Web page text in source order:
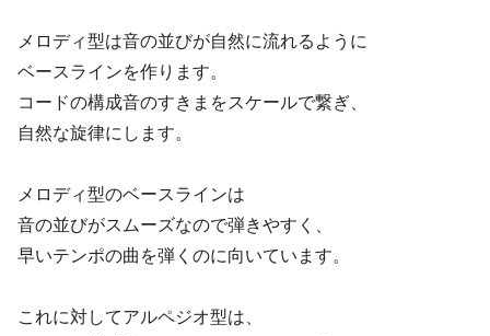
メロディ型は音の並びが自然に流れるように
ベースラインを作ります。
コードの構成音のすきまをスケールで繋ぎ、
自然な旋律にします。
メロディ型のベースラインは
音の並びがスムーズなので弾きやすく、
早いテンポの曲を弾くのに向いています。
これに対してアルペジオ型は、